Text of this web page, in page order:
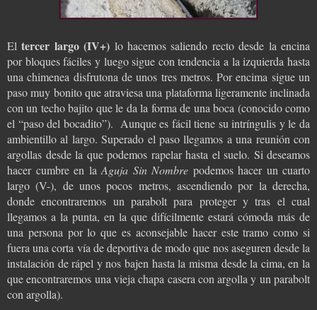
Eltercer largo (IV+) lo hacemos saliendo recto desde la encina
por bloques fáciles y luego sigue con tendencia a la izquierda hasta
una chimenea disfrutona de unos tres metros. Por encima sigue un
paso muy bonito que atraviesa una plataforma ligeramente inclinada
con un techo bajito que le da la forma de una boca (conocido como
el “paso del bocadito”). Aunque es fácil tiene su intríngulis y le da
ambientillo al largo. Superado el paso llegamos a una reunión con
argollas desde la que podemos rapelar hasta el suelo. Si deseamos
hacer cumbre en laAguja Sin Nombre podemos hacer un cuarto
largo (V-), de unos pocos metros, ascendiendo por la derecha,
donde encontraremos un parabolt para proteger y tras el cual
llegamos a la punta, en la que difícilmente estará cómoda más de
una persona por lo que es aconsejable hacer este tramo como si
fuera una corta vía de deportiva de modo que nos aseguren desde la
instalación de rápel y nos bajen hasta la misma desde la cima, en la
que encontraremos una vieja chapa casera con argolla y un parabolt
con argolla).